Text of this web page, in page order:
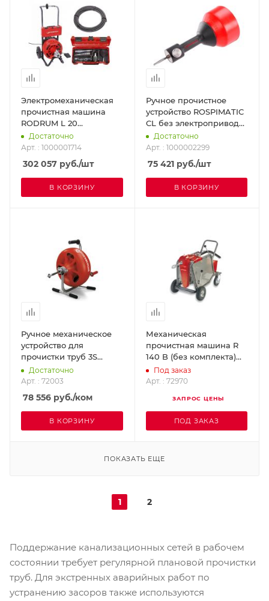
Электромеханическая
прочистная машина
RODRUM L 20
ROTHENBERGER
1000001714
Достаточно
Арт. : 1000001714
302 057 руб./шт
В КОРЗИНУ
Ручное прочистное
устройство ROSPIMATIC
CL без электропривода
(в наборе со
спиралями)
ROTHENBERGER
1000002299
Достаточно
Арт. : 1000002299
75 421руб./шт
В КОРЗИНУ
Ручное механическое
устройство для
прочистки труб 3S
ROTHENBERGER 72003
Достаточно
Арт. : 72003
78 556 руб./ком
В КОРЗИНУ
Механическая
прочистная машина R
140 B (без комплекта)
ROTHENBERGER 72970
Под заказ
Арт. : 72970
ЗАПРОС ЦЕНЫ
ПОД ЗАКАЗ
ПОКАЗАТЬ ЕЩЕ
1 2
Поддержание канализационных сетей в рабочем
состоянии требует регулярной плановой прочистки
труб. Для экстренных аварийных работ по
устранению засоров также используются